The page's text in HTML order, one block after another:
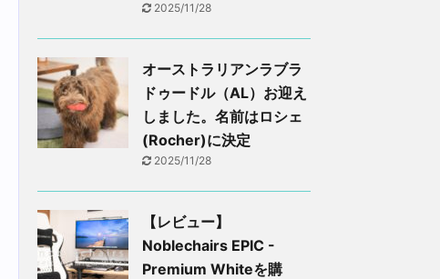
2025/11/28
オーストラリアンラブラ
ドゥードル（AL）お迎え
しました。名前はロシェ
(Rocher)に決定
2025/11/28
【レビュー】
Noblechairs EPIC -
Premium Whiteを購